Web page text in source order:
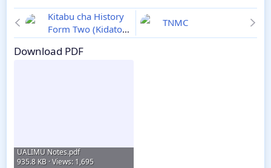
Kitabu cha History
Form Two (Kidato
cha Pili) Notes
TNMC
Download PDF
UALIMU Notes.pdf
935.8 KB · Views: 1,695